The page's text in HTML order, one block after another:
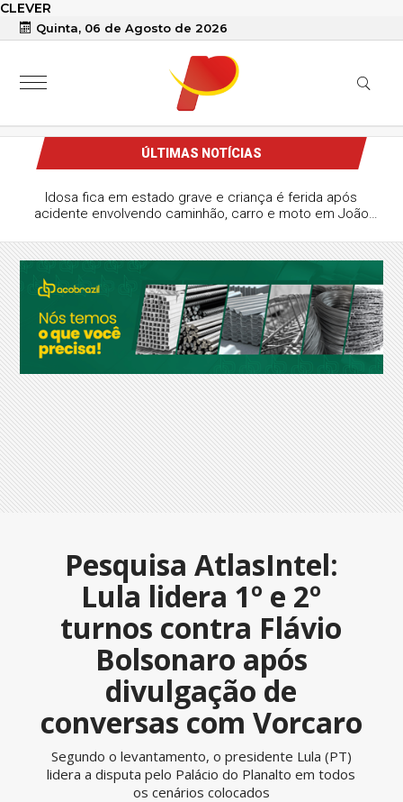
CLEVER
Quinta, 06 de Agosto de 2026
ÚLTIMAS NOTÍCIAS
Idosa fica em estado grave e criança é ferida após
acidente envolvendo caminhão, carro e moto em João
Pesquisa AtlasIntel:
Lula lidera 1º e 2º
turnos contra Flávio
Bolsonaro após
divulgação de
conversas com Vorcaro
Segundo o levantamento, o presidente Lula (PT)
lidera a disputa pelo Palácio do Planalto em todos
os cenários colocados